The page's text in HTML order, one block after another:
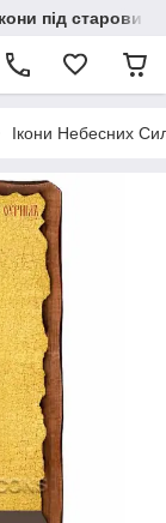
під
Ікони Небесних